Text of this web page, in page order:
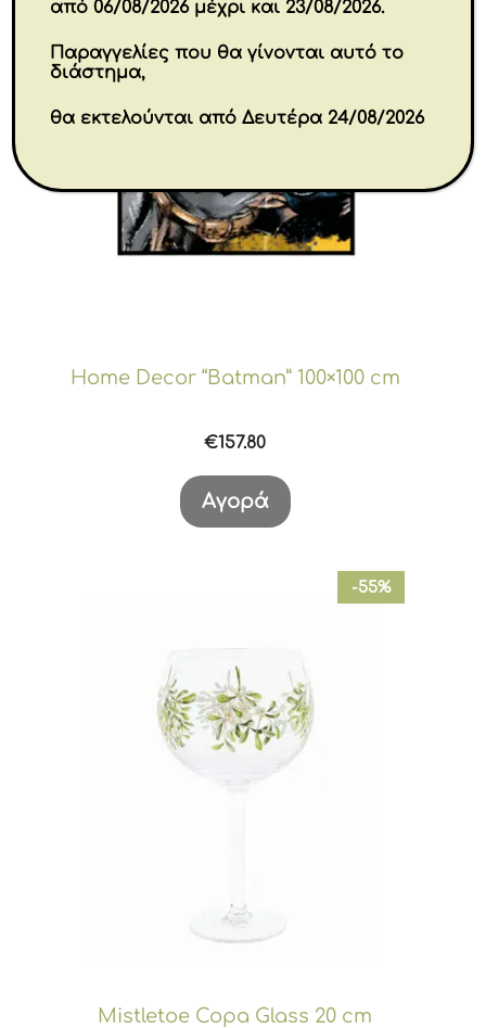
Home Decor “Batman” 100×100 cm
€157.80
Αγορά
-55%
Mistletoe Copa Glass 20 cm
από 06/08/2026 μέχρι και 23/08/2026.
Παραγγελίες που θα γίνονται αυτό το
διάστημα,
θα εκτελούνται από Δευτέρα 24/08/2026